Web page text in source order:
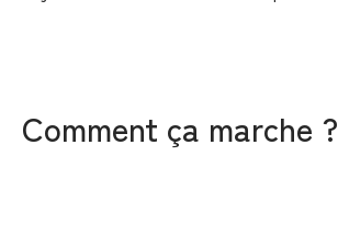
Comment ça marche ?